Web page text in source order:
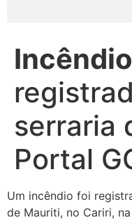
Incêndio
serraria
Portal
Um incêndio foi
de Mauriti, no Cariri,